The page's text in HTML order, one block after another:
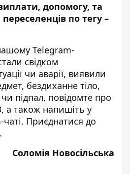
допомогу, та
по тегу –
Telegram-
свідком
чи аварії, виявили
бездиханне тіло,
підпал, повідомте про
а також напишіть у
Приєднатися до
.
Соломія Новосільська